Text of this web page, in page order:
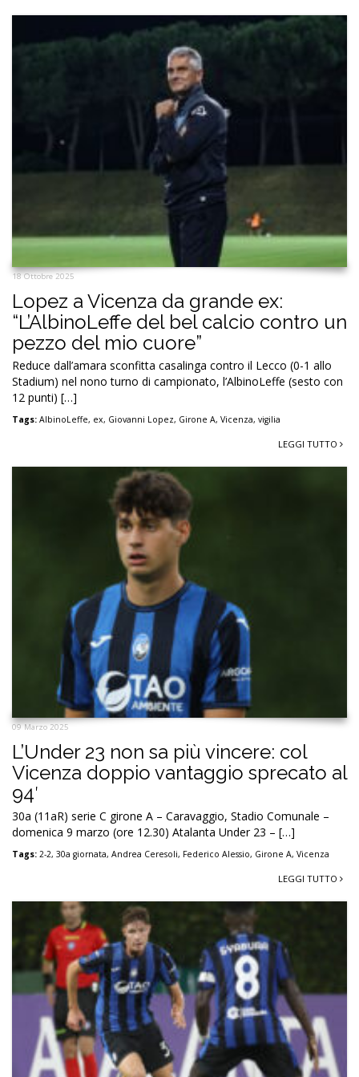
18 Ottobre 2025
Lopez a Vicenza da grande ex:
“L’AlbinoLeffe del bel calcio contro un
pezzo del mio cuore”
Reduce dall’amara sconfitta casalinga contro il Lecco (0-1 allo
Stadium) nel nono turno di campionato, l’AlbinoLeffe (sesto con
12 punti) […]
Tags: AlbinoLeffe, ex, Giovanni Lopez, Girone A, Vicenza, vigilia
LEGGI TUTTO
09 Marzo 2025
L’Under 23 non sa più vincere: col
Vicenza doppio vantaggio sprecato al
94′
30a (11aR) serie C girone A – Caravaggio, Stadio Comunale –
domenica 9 marzo (ore 12.30) Atalanta Under 23 – […]
Tags: 2-2, 30a giornata, Andrea Ceresoli, Federico Alessio, Girone A, Vicenza
LEGGI TUTTO